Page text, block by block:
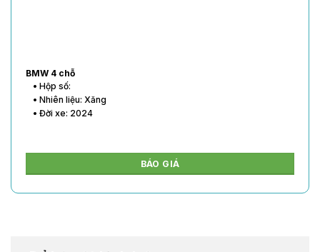
BMW 4 chỗ
• Hộp số:
• Nhiên liệu: Xăng
• Đời xe: 2024
BÁO GIÁ